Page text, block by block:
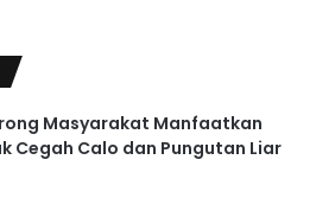
Masyarakat Manfaatkan
Cegah Calo dan Pungutan Liar